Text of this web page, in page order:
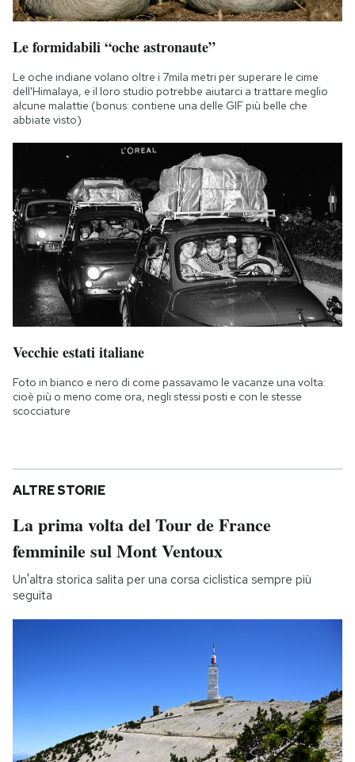
Le formidabili “oche astronaute”
Le oche indiane volano oltre i 7mila metri per superare le cime
dell'Himalaya, e il loro studio potrebbe aiutarci a trattare meglio
alcune malattie (bonus: contiene una delle GIF più belle che
abbiate visto)
Vecchie estati italiane
Foto in bianco e nero di come passavamo le vacanze una volta:
cioè più o meno come ora, negli stessi posti e con le stesse
scocciature
ALTRE STORIE
La prima volta del Tour de France
femminile sul Mont Ventoux
Un'altra storica salita per una corsa ciclistica sempre più
seguita